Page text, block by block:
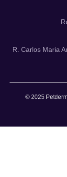
R. Carlos Maria
© 2025